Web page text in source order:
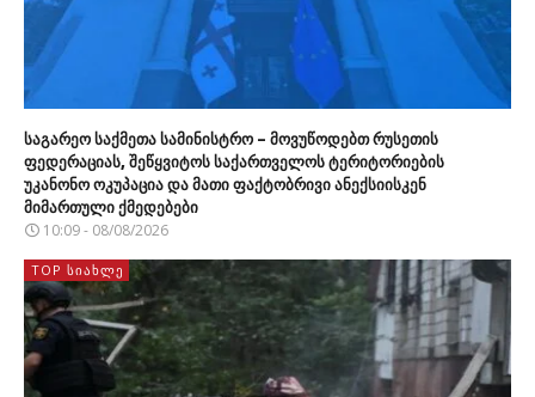
საგარეო საქმეთა სამინისტრო – მოვუწოდებთ რუსეთის
ფედერაციას, შეწყვიტოს საქართველოს ტერიტორიების
უკანონო ოკუპაცია და მათი ფაქტობრივი ანექსიისკენ
მიმართული ქმედებები
10:09 - 08/08/2026
TOP ᲡᲘᲐᲮᲚᲔ